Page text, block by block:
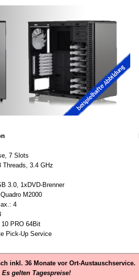
7 Slots
Threads, 3.4 GHz
3.0, 1xDVD-Brenner
Quadro M2000
4
PRO 64Bit
Pick-Up Service
inkl. 36 Monate vor Ort-Austauschservice.
Es gelten Tagespreise!